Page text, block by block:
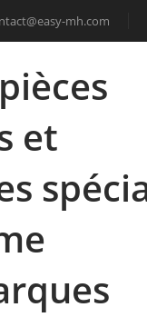
mh.com
et